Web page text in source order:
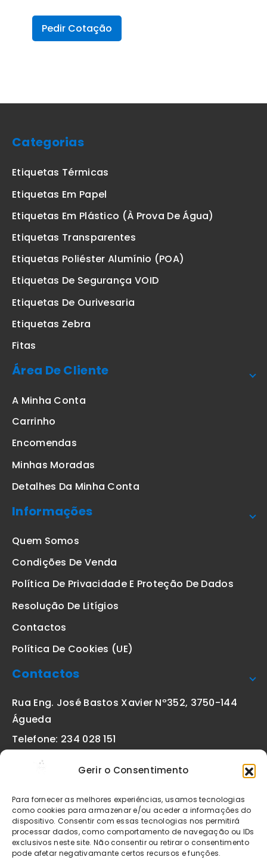
Gerir o Consentimento
Para fornecer as melhores experiências, usamos tecnologias
como cookies para armazenar e/ou aceder a informações do
dispositivo. Consentir com essas tecnologias nos permitirá
processar dados, como comportamento de navegação ou IDs
exclusivos neste site. Não consentir ou retirar o consentimento
pode afetar negativamante certos recursos e funções.
Pedir Cotação
Categorias
Etiquetas Térmicas
Etiquetas Em Papel
Etiquetas Em Plástico (à Prova De Água)
Etiquetas Transparentes
Etiquetas Poliéster Alumínio (POA)
Etiquetas De Segurança VOID
Etiquetas De Ourivesaria
Etiquetas Zebra
Fitas
Área De Cliente
A Minha Conta
Carrinho
Encomendas
Minhas Moradas
Detalhes Da Minha Conta
Informações
Quem Somos
Condições De Venda
Política De Privacidade E Proteção De Dados
Resolução De Litígios
Contactos
Política De Cookies (UE)
Contactos
Rua Eng. José Bastos Xavier Nº352, 3750-144
Águeda
Telefone: 234 028 151
geral@etiquetas-online.pt
Os preços indicados incluem IVA à taxa legal em vigor. Todos
os artigos apresentados no site encontram-se sujeitos à
disponibilidade de stock após confirmação da encomenda. As